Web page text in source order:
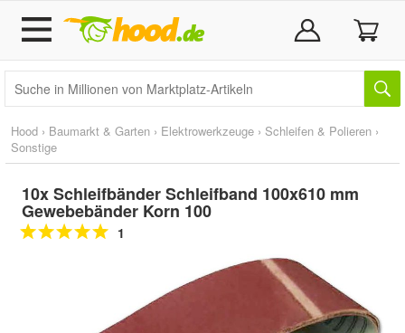
Hood › Baumarkt & Garten › Elektrowerkzeuge › Schleifen & Polieren ›
Sonstige
10x Schleifbänder Schleifband 100x610 mm
Gewebebänder Korn 100
1